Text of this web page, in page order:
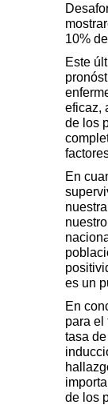
10%
Este
eficaz,
de los
En
es un
En
para el
tasa
de los